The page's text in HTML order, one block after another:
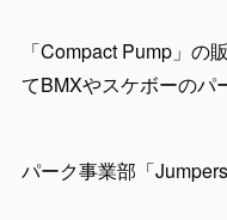
「Compact Pump」の
てBMXやスケボーのパ
パーク事業部「